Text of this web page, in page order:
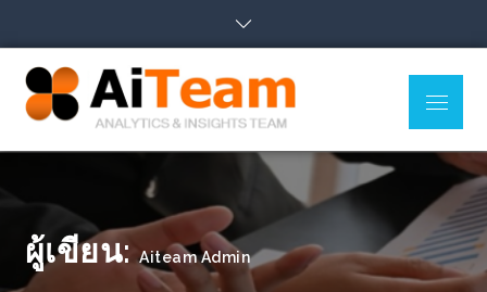
content
Co., Ltd.
Visualization, Uncover
Insights
Menu
ผู้เขียน:Aiteam Admin